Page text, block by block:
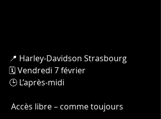
📍 Harley-Davidson Strasbourg
🗓️ Vendredi 7 février
🕒 L’après-midi
Accès libre – comme toujours